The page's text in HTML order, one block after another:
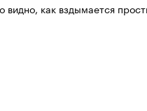
как вздымается